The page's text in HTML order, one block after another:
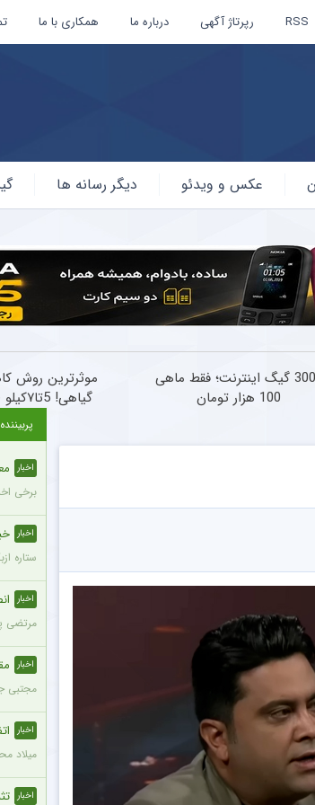
RSS رپرتاژ آگهی درباره ما همکاری با ما
عکس و ویدئو دیگر رسانه ها
3000 گیگ اینترنت؛ فقط ماهی
100 هزار تومان
موثرترین روش
گیاهی! 5تا۷کیلو لاغری
اخبار
برخی
اخبار
ستاره
اخبار
مرتضی
اخبار
مجتبی
اخبار
میلاد
اخبار